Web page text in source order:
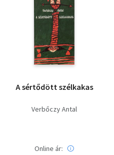
A sértődött szélkakas
Verbőczy Antal
Online ár: